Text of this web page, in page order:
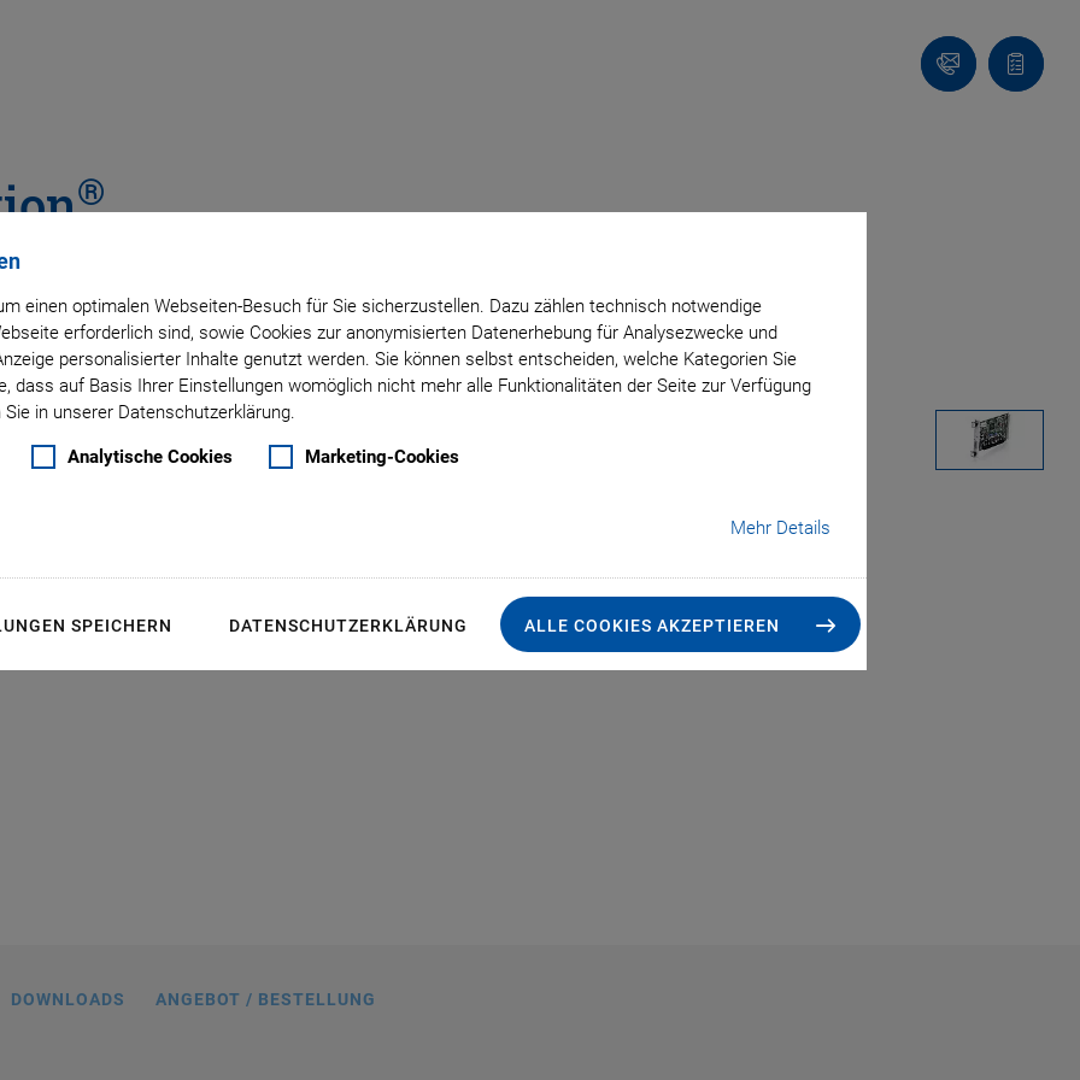
einen optimalen Webseiten-Besuch für Sie sicherzustellen. Dazu zählen technisch notwendige
erforderlich sind, sowie Cookies zur anonymisierten Datenerhebung für Analysezwecke und
personalisierter Inhalte genutzt werden. Sie können selbst entscheiden, welche Kategorien Sie
dass auf Basis Ihrer Einstellungen womöglich nicht mehr alle Funktionalitäten der Seite zur Verfügung
in unserer Datenschutzerklärung.
Analytische Cookies Marketing-Cookies
Mehr Details
SPEICHERN DATENSCHUTZERKLÄRUNG ALLE COOKIES AKZEPTIEREN
Kontakt
®
885
DOWNLOADS ANGEBOT / BESTELLUNG